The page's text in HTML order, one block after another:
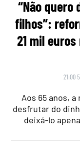
“Não quero
filhos”:
21 mil
21:00
Aos 65 anos,
desfrutar do
deixá-lo